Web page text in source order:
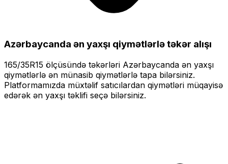
Azərbaycanda ən yaxşı qiymətlərlətəkər alışı
165/35R15 ölçüsündə təkərləri Azərbaycanda ən yaxşı
qiymətlərlə ən münasib qiymətlərlə tapa bilərsiniz.
Platformamızda müxtəlif satıcılardan qiymətləri müqayisə
edərək ən yaxşı təklifi seçə bilərsiniz.